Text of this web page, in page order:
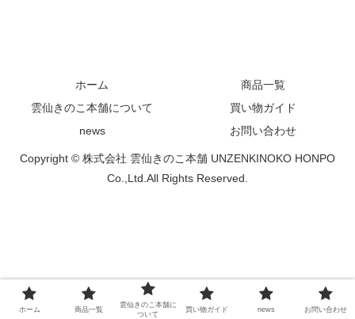
ホーム
商品一覧
雲仙きのこ本舗について
買い物ガイド
news
お問い合わせ
Copyright © 株式会社 雲仙きのこ本舗 UNZENKINOKO HONPO
Co.,Ltd.All Rights Reserved.
ホーム 商品一覧
雲仙きのこ本舗に
ついて
買い物ガイド news お問い合わせ